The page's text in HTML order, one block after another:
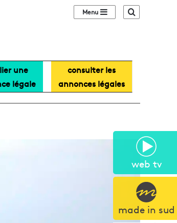
web tv
made in sud
Sidebar (barre
une
légale
consulter les
annonces légales